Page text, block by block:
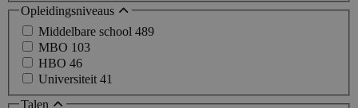
Opleidingsniveaus
Middelbare school 489
MBO 103
HBO 46
Universiteit 41
Talen